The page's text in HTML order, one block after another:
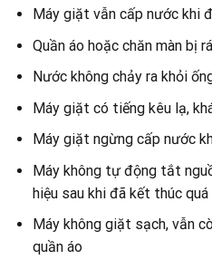
Máy giặt vẫn cấp nước khi
Quần áo hoặc chăn màn bị
Nước không chảy ra khỏi
Máy giặt có tiếng kêu lạ,
Máy giặt ngừng cấp nước
Máy không tự động tắt
hiệu sau khi đã kết thúc
Máy không giặt sạch, vẫn
quần áo